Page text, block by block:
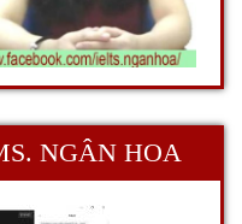
NGÂN HOA